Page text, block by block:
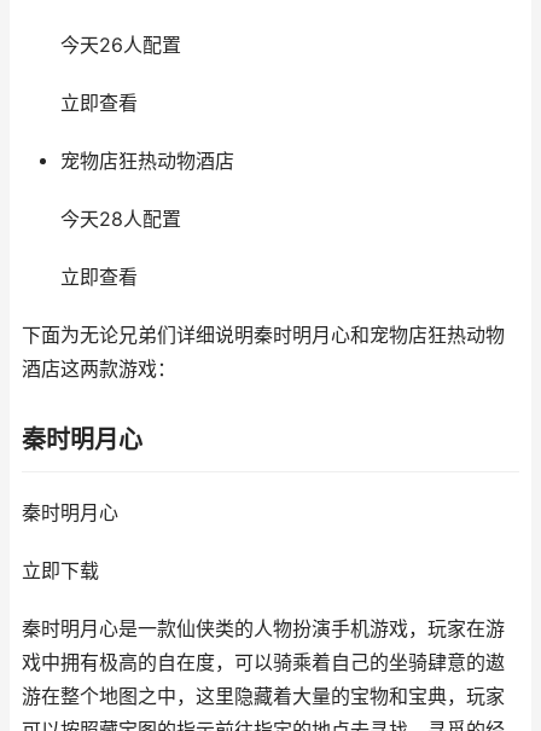
今天26人配置
立即查看
宠物店狂热动物酒店
今天28人配置
立即查看
下面为无论兄弟们详细说明秦时明月心和宠物店狂热动物
酒店这两款游戏：
秦时明月心
秦时明月心
立即下载
秦时明月心是一款仙侠类的人物扮演手机游戏，玩家在游
戏中拥有极高的自在度，可以骑乘着自己的坐骑肆意的遨
游在整个地图之中，这里隐藏着大量的宝物和宝典，玩家